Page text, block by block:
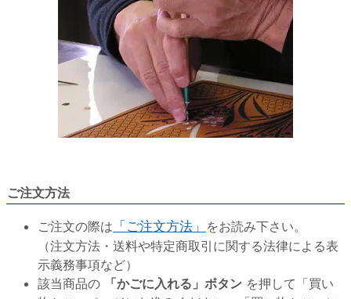
ご注文方法
ご注文の際は 「ご注文方法」 をお読み下さい。
（注文方法・送料や特定商取引に関する法律による表
示義務事項など）
該当商品の
「かごに入れる」ボタン を押して「買い